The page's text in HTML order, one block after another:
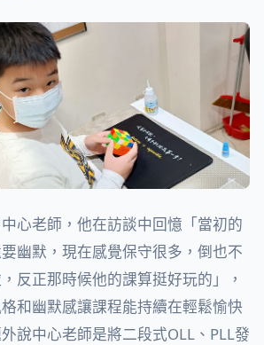
心老師，他在訪談中回憶「當初的
幽默，現在感覺保守很多，倒也不
反正那時候他的課算挺好玩的」，
和幽默感讓課程能持續在輕鬆愉快
說中心老師是將二段式OLL、PLL發